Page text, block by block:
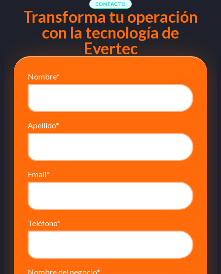
CONTACTO
Transforma tu operación
con la tecnología de
Evertec
Nombre*
Apellido*
Email*
Teléfono*
Nombre del negocio*